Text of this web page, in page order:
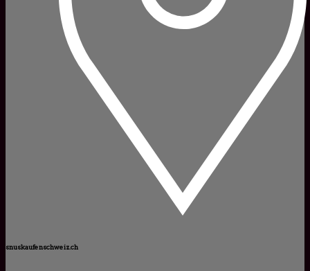
snuskaufenschweiz.ch